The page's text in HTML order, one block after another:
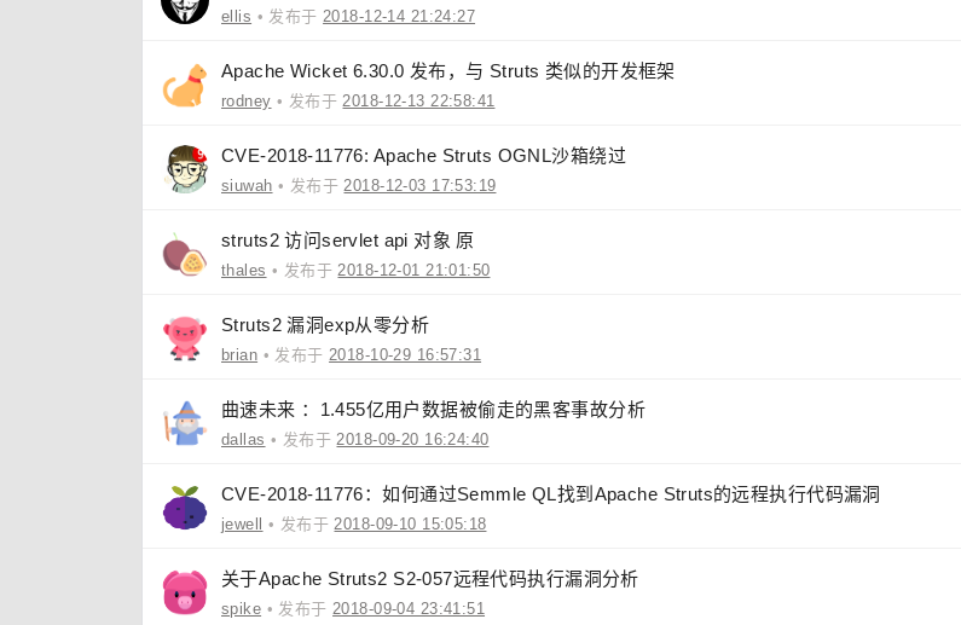
ellis • 发布于2018-12-14 21:24:27
Apache Wicket 6.30.0 发布，与 Struts 类似的开发框架
rodney • 发布于2018-12-13 22:58:41
CVE-2018-11776: Apache Struts OGNL沙箱绕过
siuwah • 发布于2018-12-03 17:53:19
struts2 访问servlet api 对象 原
thales • 发布于2018-12-01 21:01:50
Struts2 漏洞exp从零分析
brian • 发布于2018-10-29 16:57:31
曲速未来 ：1.455亿用户数据被偷走的黑客事故分析
dallas • 发布于2018-09-20 16:24:40
CVE-2018-11776：如何通过Semmle QL找到Apache Struts的远程执行代码漏洞
jewell • 发布于2018-09-10 15:05:18
关于Apache Struts2 S2-057远程代码执行漏洞分析
spike • 发布于2018-09-04 23:41:51